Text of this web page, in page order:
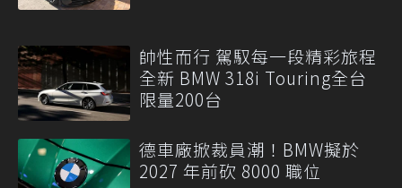
帥性而行 駕馭每一段精彩旅程
全新 BMW 318i Touring全台
限量200台
德車廠掀裁員潮！BMW擬於
2027 年前砍 8000 職位